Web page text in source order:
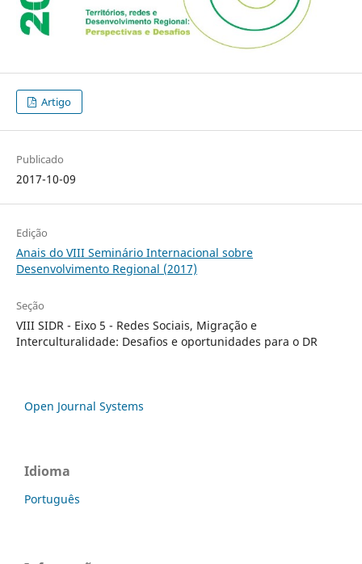
Artigo
Publicado
2017-10-09
Edição
Anais do VIII Seminário Internacional sobre
Desenvolvimento Regional (2017)
Seção
VIII SIDR - Eixo 5 - Redes Sociais, Migração e
Interculturalidade: Desafios e oportunidades para o DR
Open Journal Systems
Idioma
Português